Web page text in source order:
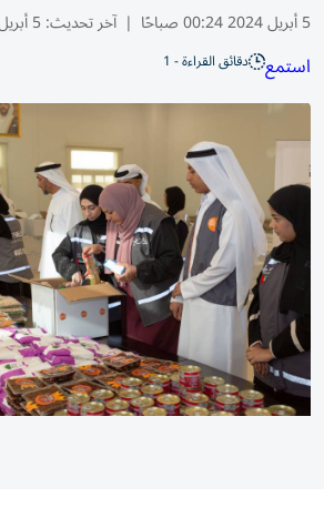
5 أبريل 2024 00:24 صباحًا | آخر تحديث:5 أبريل 00:24 2024
استمع دقائق القراءة - 1